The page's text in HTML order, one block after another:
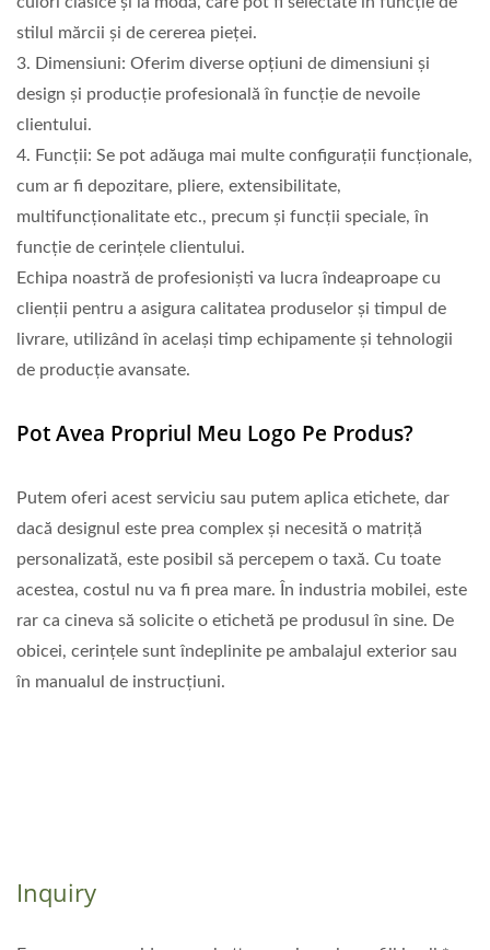
stilul mărcii și de cererea pieței.
3. Dimensiuni: Oferim diverse opțiuni de dimensiuni și
design și producție profesională în funcție de nevoile
clientului.
4. Funcții: Se pot adăuga mai multe configurații funcționale,
cum ar fi depozitare, pliere, extensibilitate,
multifuncționalitate etc., precum și funcții speciale, în
funcție de cerințele clientului.
Echipa noastră de profesioniști va lucra îndeaproape cu
clienții pentru a asigura calitatea produselor și timpul de
livrare, utilizând în același timp echipamente și tehnologii
de producție avansate.
Pot Avea Propriul Meu Logo Pe Produs?
Putem oferi acest serviciu sau putem aplica etichete, dar
dacă designul este prea complex și necesită o matriță
personalizată, este posibil să percepem o taxă. Cu toate
acestea, costul nu va fi prea mare. În industria mobilei, este
rar ca cineva să solicite o etichetă pe produsul în sine. De
obicei, cerințele sunt îndeplinite pe ambalajul exterior sau
în manualul de instrucțiuni.